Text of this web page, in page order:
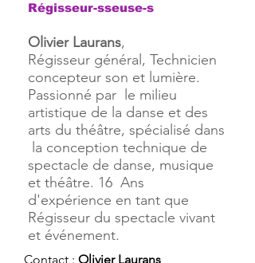
Régisseur-sseuse-s
Olivier Laurans,
Régisseur général, Technicien
concepteur son et lumière.
Passionné par le milieu
artistique de la danse et des
arts du théâtre, spécialisé dans
la conception technique de
spectacle de danse, musique
et théâtre. 16 Ans
d'expérience en tant que
Régisseur du spectacle vivant
et événement.
Contact : Olivier Laurans